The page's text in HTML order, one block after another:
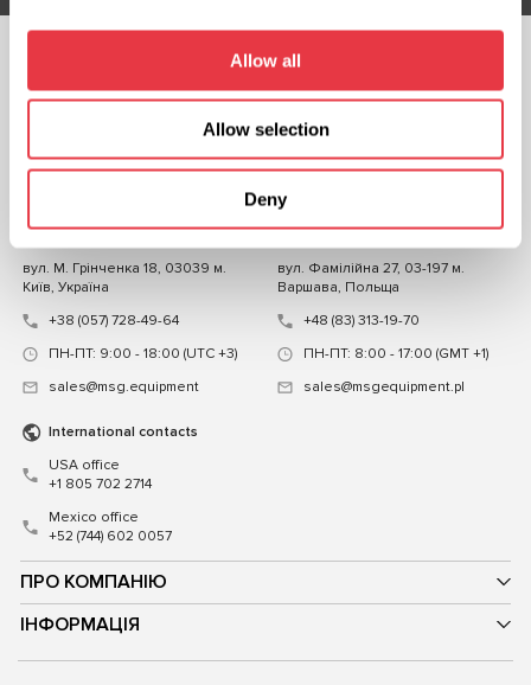
Allow all
Allow selection
Deny
НАМИ
ПРО КОМПАНІЮ
ІНФОРМАЦІЯ
Представництво в Україні
вул. М. Грінченка 18, 03039 м.
Київ, Україна
+38 (057) 728-49-64
ПН-ПТ: 9:00 - 18:00 (UTC +3)
sales@msg.equipment
Представництво в Польщі
вул. Фамілійна 27, 03-197 м.
Варшава, Польща
+48 (83) 313-19-70
ПН-ПТ: 8:00 - 17:00 (GMT +1)
sales@msgequipment.pl
International contacts
USA office
+1 805 702 2714
Mexico office
+52 (744) 602 0057